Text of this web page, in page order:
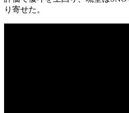
り寄せた。